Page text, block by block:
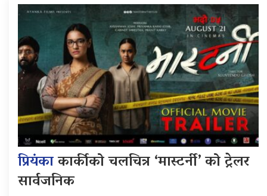
प्रियंकाकार्कीको चलचित्र ‘मास्टर्नी’ को ट्रेलर
सार्वजनिक